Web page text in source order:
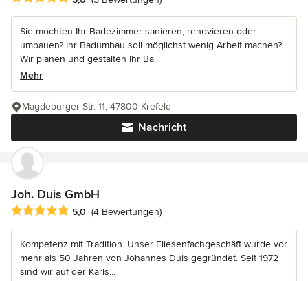
Sie möchten Ihr Badezimmer sanieren, renovieren oder
umbauen? Ihr Badumbau soll möglichst wenig Arbeit machen?
Wir planen und gestalten Ihr Ba...
Mehr
Nachricht
Magdeburger Str. 11, 47800 Krefeld
Joh. Duis GmbH
Durchschnittliche Bewertung: 5 von 5 Sternen
5,0 (4 Bewertungen)
Kompetenz mit Tradition. Unser Fliesenfachgeschäft wurde vor
mehr als 50 Jahren von Johannes Duis gegründet. Seit 1972
sind wir auf der Karls...